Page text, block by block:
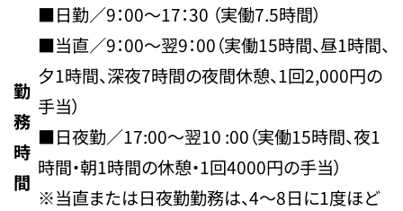
勤
務
時
間
■日勤／9：00～17：30 （実働7.5時間）
■当直／9：00～翌9：00（実働15時間、昼1時間、
夕1時間、深夜7時間の夜間休憩、1回2,000円の
手当）
■日夜勤／17:00～翌10 :00（実働15時間、夜1
時間・朝1時間の休憩・1回4000円の手当）
※当直または日夜勤勤務は、4～8日に1度ほど